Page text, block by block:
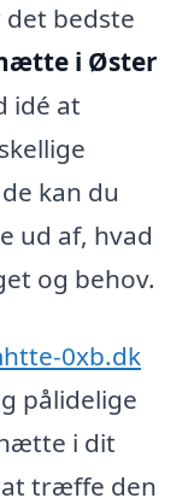
det bedste
i Øster
idé at
kan du
ud af, hvad
og behov.
0xb.dk
pålidelige
i dit
træffe den